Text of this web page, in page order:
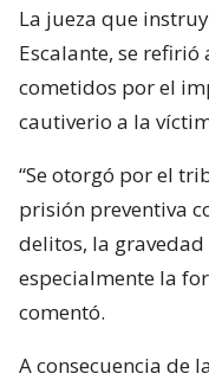
La jueza que
Escalante, se
cometidos por el
cautiverio a la
“Se otorgó por el
prisión preventiva
delitos, la
especialmente la
comentó.
A consecuencia de